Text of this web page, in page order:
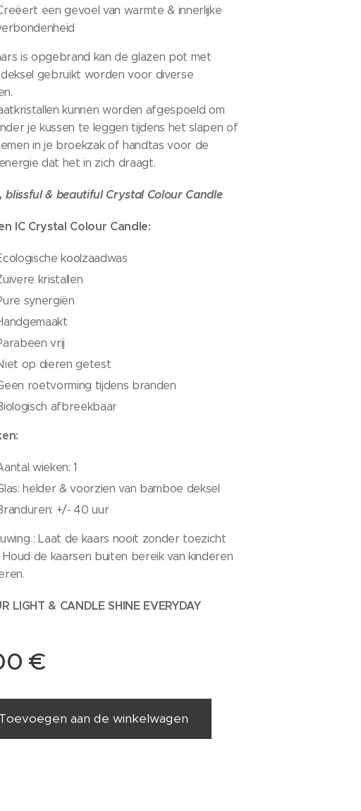
een gevoel van warmte & innerlijke
is opgebrand kan de glazen pot met
gebruikt worden voor diverse
kunnen worden afgespoeld om
je kussen te leggen tijdens het slapen of
in je broekzak of handtas voor de
dat het in zich draagt.
blissful & beautiful Crystal Colour Candle
IC Crystal Colour Candle:
koolzaadwas
kristallen
synergiën
vrij
op dieren getest
roetvorming tijdens branden
afbreekbaar
wieken: 1
helder & voorzien van bamboe deksel
+/- 40 uur
: Laat de kaars nooit zonder toezicht
Houd de kaarsen buiten bereik van kinderen
LIGHT & CANDLE SHINE EVERYDAY
€
Toevoegen aan de winkelwagen